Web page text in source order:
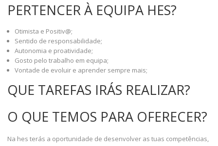
PERTENCER À EQUIPA HES?
Otimista e Positiv@;
Sentido de responsabilidade;
Autonomia e proatividade;
Gosto pelo trabalho em equipa;
Vontade de evoluir e aprender sempre mais;
QUE TAREFAS IRÁS REALIZAR?
O QUE TEMOS PARA OFERECER?
Na hes terás a oportunidade de desenvolver as tuas competências,